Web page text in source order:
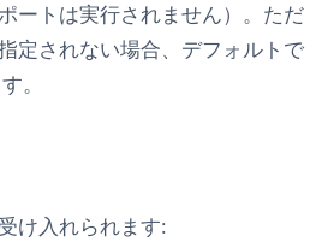
ートは実行されません）。ただ
定されない場合、デフォルトで
。
け入れられます: